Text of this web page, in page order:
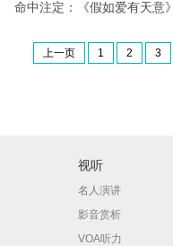
命中注定：《假如爱有天意
上一页 1 2 3
视听
名人演讲
影音赏析
VOA听力